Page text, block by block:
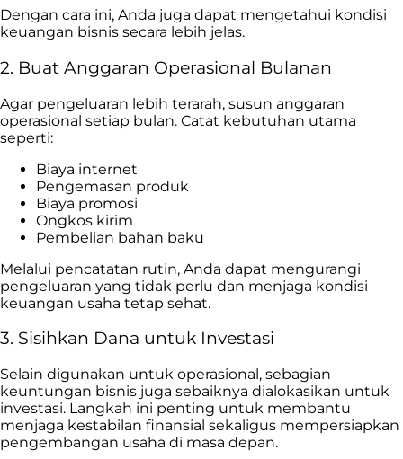
Dengan cara ini, Anda juga dapat mengetahui kondisi
keuangan bisnis secara lebih jelas.
2. Buat Anggaran Operasional Bulanan
Agar pengeluaran lebih terarah, susun anggaran
operasional setiap bulan. Catat kebutuhan utama
seperti:
Biaya internet
Pengemasan produk
Biaya promosi
Ongkos kirim
Pembelian bahan baku
Melalui pencatatan rutin, Anda dapat mengurangi
pengeluaran yang tidak perlu dan menjaga kondisi
keuangan usaha tetap sehat.
3. Sisihkan Dana untuk Investasi
Selain digunakan untuk operasional, sebagian
keuntungan bisnis juga sebaiknya dialokasikan untuk
investasi. Langkah ini penting untuk membantu
menjaga kestabilan finansial sekaligus mempersiapkan
pengembangan usaha di masa depan.